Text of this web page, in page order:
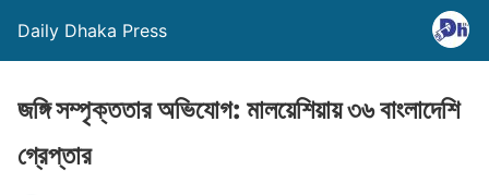
Daily Dhaka Press
জঙ্গি সম্পৃক্ততার অভিযোগ: মালয়েশিয়ায় ৩৬ বাংলাদেশি
গ্রেপ্তার